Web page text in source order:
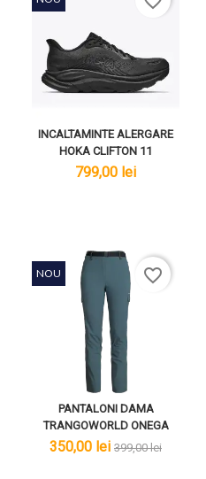
INCALTAMINTE ALERGARE
HOKA CLIFTON 11
lei
799,00 lei
PANTALONI DAMA
TRANGOWORLD ONEGA
lei
350,00 lei lei
399,00 lei
NOU favorite_border